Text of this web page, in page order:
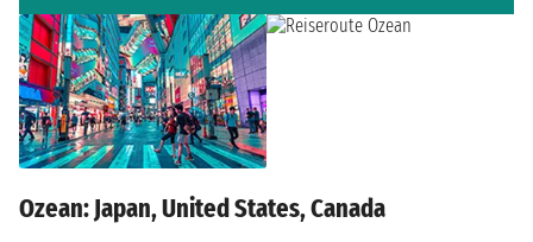
Ozean: Japan, United States, Canada